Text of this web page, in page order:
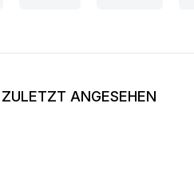
ZULETZT ANGESEHEN